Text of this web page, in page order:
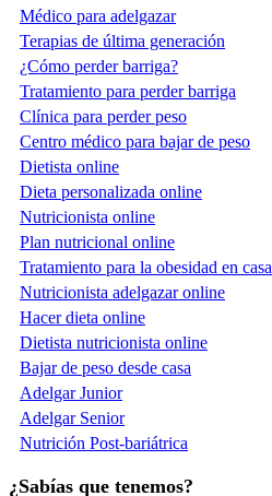
Médico para adelgazar
Terapias de última generación
¿Cómo perder barriga?
Tratamiento para perder barriga
Clínica para perder peso
Centro médico para bajar de peso
Dietista online
Dieta personalizada online
Nutricionista online
Plan nutricional online
Tratamiento para la obesidad en casa
Nutricionista adelgazar online
Hacer dieta online
Dietista nutricionista online
Bajar de peso desde casa
Adelgar Junior
Adelgar Senior
Nutrición Post-bariátrica
¿Sabías que tenemos?